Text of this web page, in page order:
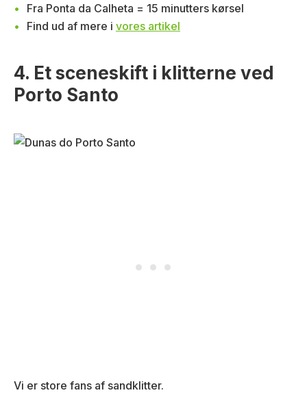
Fra Ponta da Calheta = 15 minutters kørsel
Find ud af mere i vores artikel
4. Et sceneskift i klitterne ved
Porto Santo
Vi er store fans af sandklitter.